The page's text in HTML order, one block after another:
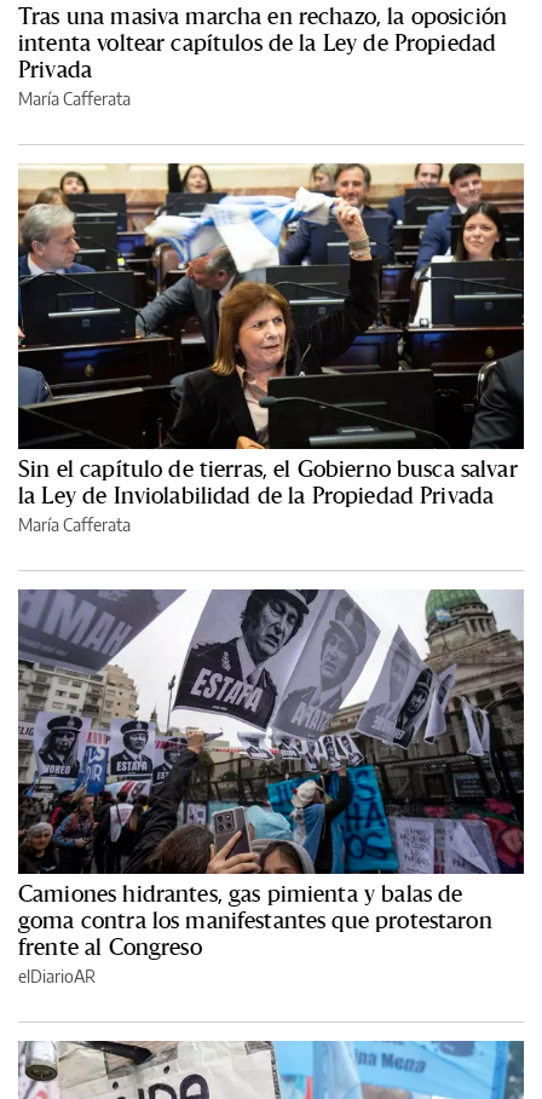
Tras una masiva marcha en rechazo, la oposición
intenta voltear capítulos de la Ley de Propiedad
Privada
María Cafferata
Sin el capítulo de tierras, el Gobierno busca salvar
la Ley de Inviolabilidad de la Propiedad Privada
María Cafferata
Camiones hidrantes, gas pimienta y balas de
goma contra los manifestantes que protestaron
frente al Congreso
elDiarioAR